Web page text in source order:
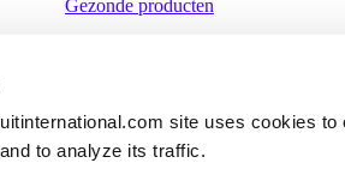
site uses cookies
to analyze its traffic.
Gezonde producten